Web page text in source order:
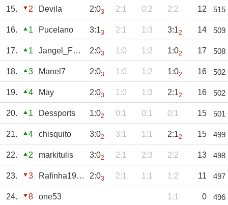
15. 2 Devila 2:03 2:1 0:2 2:2 12 515
16. 1 Pucelano 3:13 2:1 1:3 3:12 14 509
17. 1 Jangel_Fdez 2:03 1:0 1:2 1:02 17 508
18. 3 Manel7 2:03 1:0 1:2 1:02 16 502
19. 4 May 2:03 1:0 1:3 2:12 16 502
20. 1 Dessports 1:02 0:1 0:1 0:1 15 501
21. 4 chisquito 3:02 3:1 1:1 2:12 15 499
22. 2 markitulis 3:02 2:1 2:3 2:2 13 498
23. 3 Rafinha1924 2:03 2:1 1:1 1:2 11 497
24. 8 one53 1:1 0 496